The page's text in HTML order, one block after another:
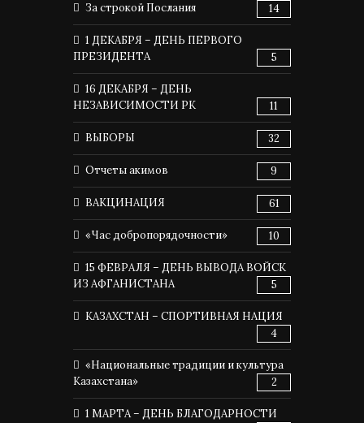
За строкой Послания 14
1 ДЕКАБРЯ – ДЕНЬ ПЕРВОГО
ПРЕЗИДЕНТА
5
16 ДЕКАБРЯ – ДЕНЬ
НЕЗАВИСИМОСТИ РК
11
ВЫБОРЫ 32
Отчеты акимов 9
ВАКЦИНАЦИЯ 61
«Час добропорядочности» 10
15 ФЕВРАЛЯ – ДЕНЬ ВЫВОДА ВОЙСК
ИЗ АФГАНИСТАНА
5
КАЗАХСТАН – СПОРТИВНАЯ НАЦИЯ
4
«Национальные традиции и культура
Казахстана»
2
1 МАРТА – ДЕНЬ БЛАГОДАРНОСТИ